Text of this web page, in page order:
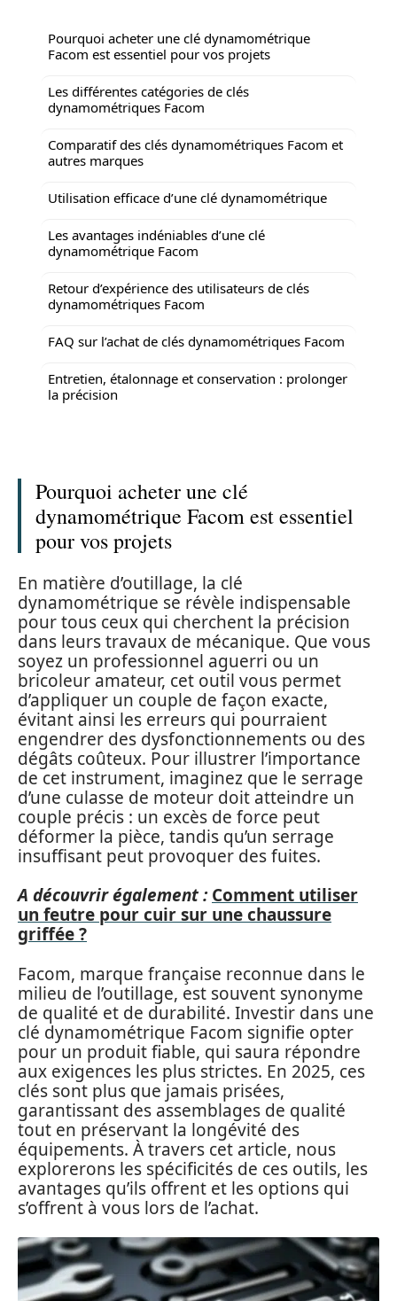
Pourquoi acheter une clé dynamométrique
Facom est essentiel pour vos projets
Les différentes catégories de clés
dynamométriques Facom
Comparatif des clés dynamométriques Facom et
autres marques
Utilisation efficace d’une clé dynamométrique
Les avantages indéniables d’une clé
dynamométrique Facom
Retour d’expérience des utilisateurs de clés
dynamométriques Facom
FAQ sur l’achat de clés dynamométriques Facom
Entretien, étalonnage et conservation : prolonger
la précision
Pourquoi acheter une clé
dynamométrique Facom est essentiel
pour vos projets
En matière d’outillage, la clé
dynamométrique se révèle indispensable
pour tous ceux qui cherchent la précision
dans leurs travaux de mécanique. Que vous
soyez un professionnel aguerri ou un
bricoleur amateur, cet outil vous permet
d’appliquer un couple de façon exacte,
évitant ainsi les erreurs qui pourraient
engendrer des dysfonctionnements ou des
dégâts coûteux. Pour illustrer l’importance
de cet instrument, imaginez que le serrage
d’une culasse de moteur doit atteindre un
couple précis : un excès de force peut
déformer la pièce, tandis qu’un serrage
insuffisant peut provoquer des fuites.
A découvrir également : Comment utiliser
un feutre pour cuir sur une chaussure
griffée ?
Facom, marque française reconnue dans le
milieu de l’outillage, est souvent synonyme
de qualité et de durabilité. Investir dans une
clé dynamométrique Facom signifie opter
pour un produit fiable, qui saura répondre
aux exigences les plus strictes. En 2025, ces
clés sont plus que jamais prisées,
garantissant des assemblages de qualité
tout en préservant la longévité des
équipements. À travers cet article, nous
explorerons les spécificités de ces outils, les
avantages qu’ils offrent et les options qui
s’offrent à vous lors de l’achat.